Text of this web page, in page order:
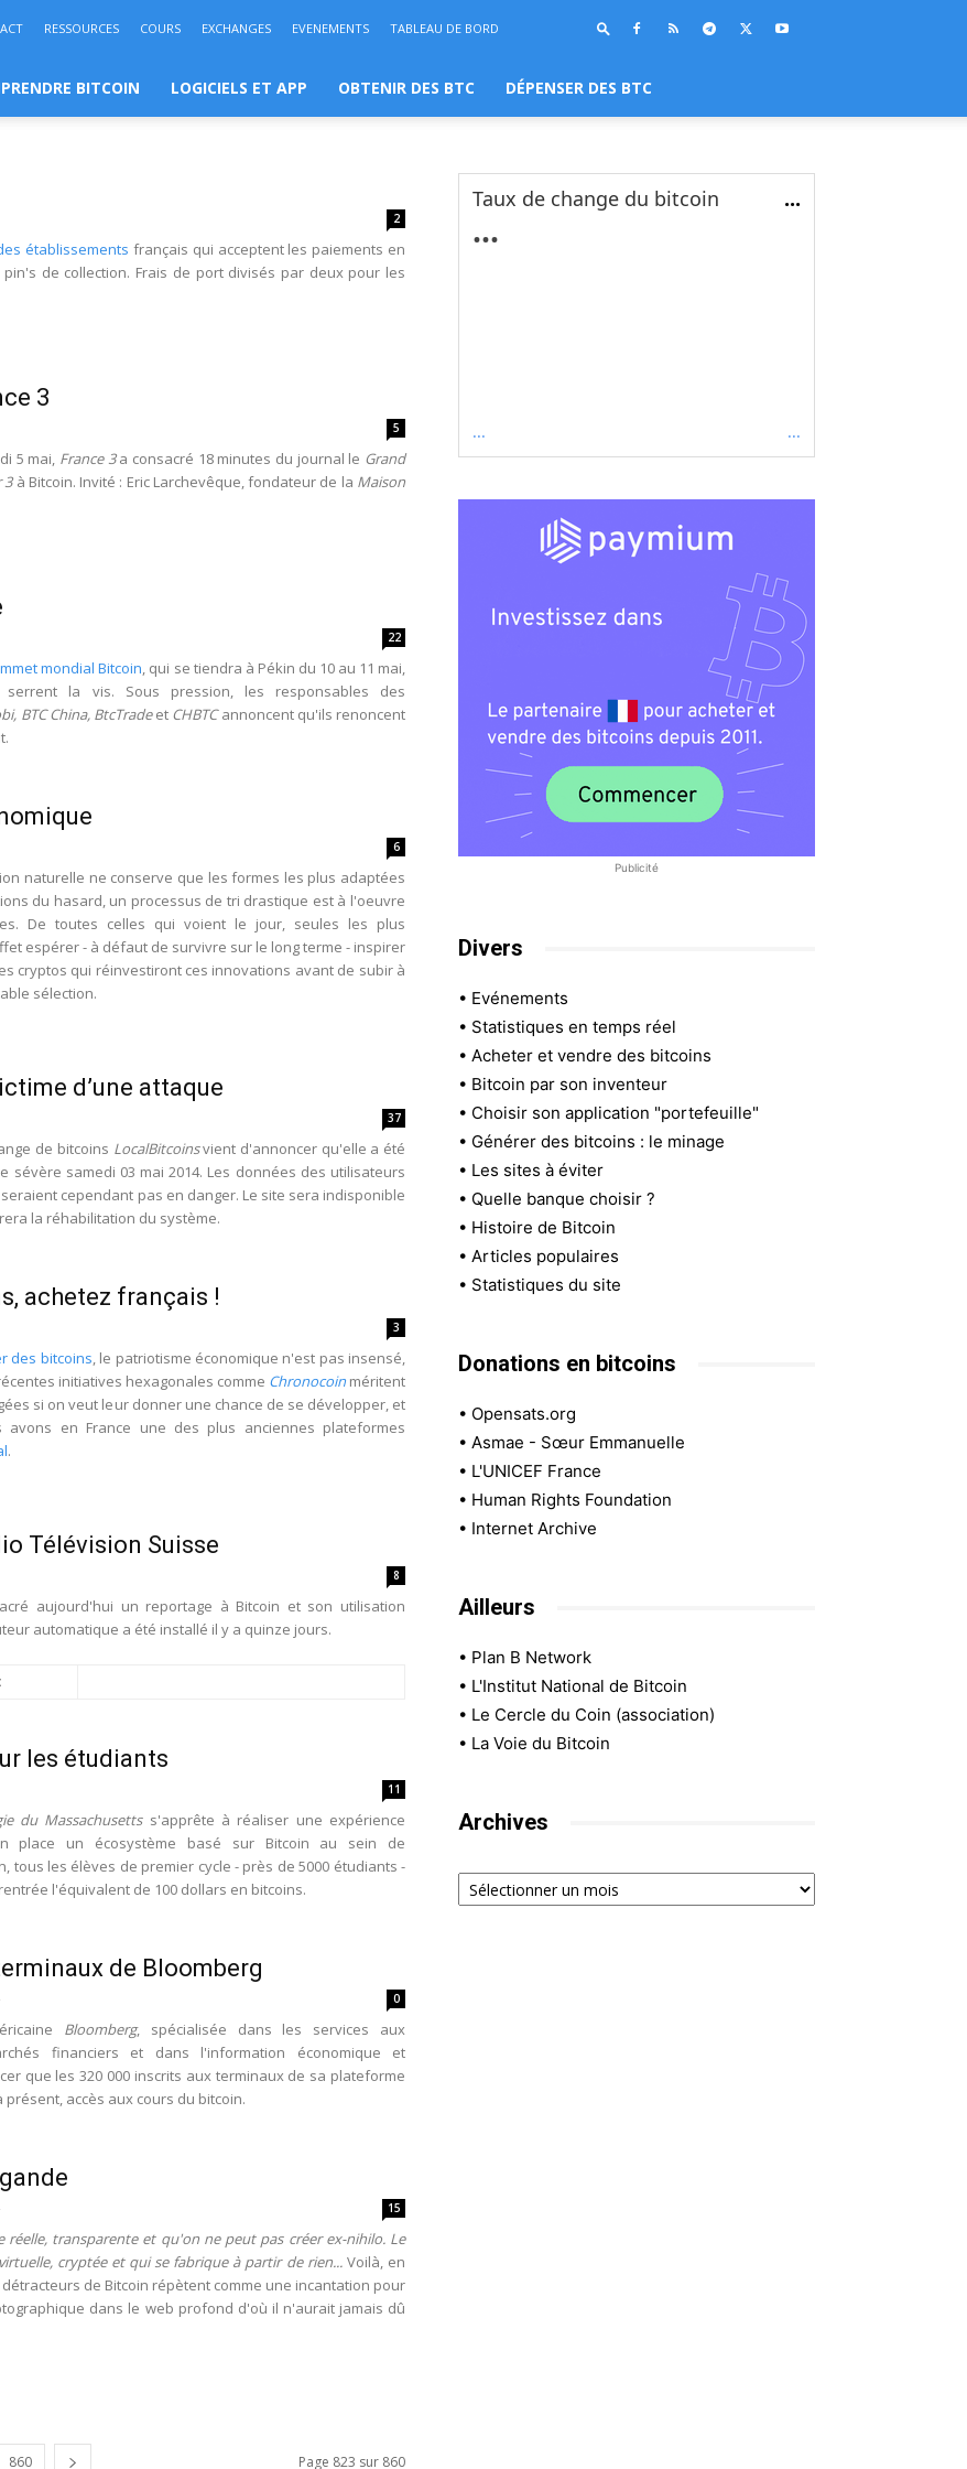
RESSOURCES COURS EXCHANGES EVENEMENTS TABLEAU DE BORD
BITCOIN LOGICIELS ET APP OBTENIR DES BTC DÉPENSER DES BTC
2
établissements français qui acceptent les paiements en
pin's de collection. Frais de port divisés par deux pour les
3
5
5 mai, France 3a consacré 18 minutes du journal le Grand
3à Bitcoin. Invité : Eric Larchevêque, fondateur de la Maison
22
mondial Bitcoin, qui se tiendra à Pékin du 10 au 11 mai,
serrent la vis. Sous pression, les responsables des
BTC China, BtcTradeet CHBTCannoncent qu'ils renoncent
6
naturelle ne conserve que les formes les plus adaptées
du hasard, un processus de tri drastique est à l'oeuvre
De toutes celles qui voient le jour, seules les plus
espérer - à défaut de survivre sur le long terme - inspirer
cryptos qui réinvestiront ces innovations avant de subir à
sélection.
d’une attaque
37
de bitcoins LocalBitcoinsvient d'annoncer qu'elle a été
sévère samedi 03 mai 2014. Les données des utilisateurs
cependant pas en danger. Le site sera indisponible
la réhabilitation du système.
achetez français !
3
des bitcoins, le patriotisme économique n'est pas insensé,
initiatives hexagonales comme Chronocoinméritent
si on veut leur donner une chance de se développer, et
en France une des plus anciennes plateformes
.
Télévision Suisse
8
aujourd'hui un reportage à Bitcoin et son utilisation
automatique a été installé il y a quinze jours.
les étudiants
11
du Massachusettss'apprête à réaliser une expérience
place un écosystème basé sur Bitcoin au sein de
tous les élèves de premier cycle - près de 5000 étudiants -
l'équivalent de 100 dollars en bitcoins.
de Bloomberg
0
Bloomberg, spécialisée dans les services aux
financiers et dans l'information économique et
que les 320 000 inscrits aux terminaux de sa plateforme
accès aux cours du bitcoin.
15
réelle, transparente et qu'on ne peut pas créer ex-nihilo. Le
cryptée et qui se fabrique à partir de rien...Voilà, en
de Bitcoin répètent comme une incantation pour
dans le web profond d'où il n'aurait jamais dû
860 Page 823 sur 860
Taux de change du bitcoin ...
...
... ...
Publicité
Divers
• Evénements
• Statistiques en temps réel
• Acheter et vendre des bitcoins
• Bitcoin par son inventeur
• Choisir son application "portefeuille"
• Générer des bitcoins : le minage
• Les sites à éviter
• Quelle banque choisir ?
• Histoire de Bitcoin
• Articles populaires
• Statistiques du site
Donations en bitcoins
• Opensats.org
• Asmae - Sœur Emmanuelle
• L'UNICEF France
• Human Rights Foundation
• Internet Archive
Ailleurs
• Plan B Network
• L'Institut National de Bitcoin
• Le Cercle du Coin (association)
• La Voie du Bitcoin
Archives
Archives